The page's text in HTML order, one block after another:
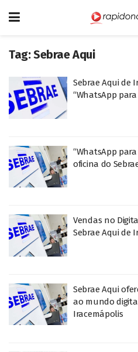
Tag:Sebrae Aqui
Sebrae Aqui de
“WhatsApp
“WhatsApp
oficina do
Vendas no
Sebrae Aqui de
Sebrae Aqui
ao mundo
Iracemápolis